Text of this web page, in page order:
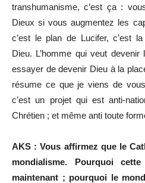
transhumanisme, c’est ça :
Dieux si vous augmentez les
c’est le plan de Lucifer, c’est
Dieu. L’homme qui veut
essayer de devenir Dieu à la
résume ce que je viens de
c’est un projet qui est anti-
Chrétien ; et même anti toute
AKS : Vous affirmez que le
mondialisme. Pourquoi
maintenant ; pourquoi le